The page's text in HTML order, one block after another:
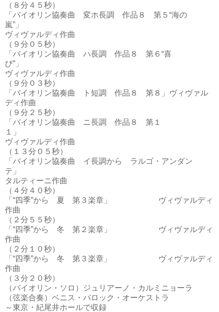
（８分４５秒）
「バイオリン協奏曲 変ホ長調 作品８ 第５“海の
嵐”」
ヴィヴァルディ作曲
（９分０５秒）
「バイオリン協奏曲 ハ長調 作品８ 第６“喜
び”」
ヴィヴァルディ作曲
（９分０３秒）
「バイオリン協奏曲 ト短調 作品８ 第８」ヴィヴァル
ディ作曲
（９分２５秒）
「バイオリン協奏曲 ニ長調 作品８ 第１
１」
ヴィヴァルディ作曲
（１３分０５秒）
「バイオリン協奏曲 イ長調から ラルゴ・アンダン
テ」
タルティーニ作曲
（４分４０秒）
「“四季”から 夏 第３楽章」 ヴィヴァルディ
作曲
（２分５５秒）
「“四季”から 冬 第２楽章」 ヴィヴァルディ
作曲
（２分１０秒）
「“四季”から 冬 第３楽章」 ヴィヴァルディ
作曲
（３分２０秒）
（バイオリン・ソロ）ジュリアーノ・カルミニョーラ
（弦楽合奏）ベニス・バロック・オーケストラ
～東京・紀尾井ホールで収録